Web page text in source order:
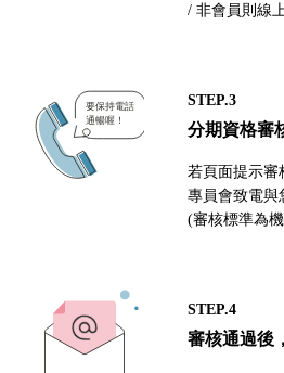
/ 非會員則線
STEP.3
分期資格審
若頁面提示審
專員會致電與
(審核標準為
STEP.4
審核通過後